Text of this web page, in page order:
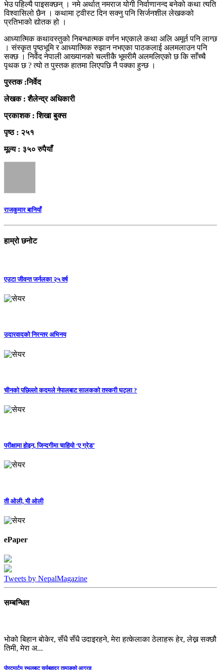
भेउ पहिल्यै पाइसक्छन् । नमे अर्थात् नमराज योगी निर्वाणानन्द बनेको कथा त्यति
विश्वासिलो छैन । कथामा ट्वीस्ट दिन सक्नु पनि सिर्जनशील लेखकको
प्रतिभाको द्योतक हो ।
आध्यात्मिक कथावस्तुको निबन्धात्मक वर्णन भएकाले कथा अलि अमूर्त पनि लाग्छ
। संस्कृत पृष्ठभूमि र आध्यात्मिक रुझान नभएका पाठकलाई अलमलाउन पनि
सक्छ । निर्वेद नेपाली आख्यानको चल्तीकै भूमरीमै अलमलिएको छ कि साँच्चै
पृथक छ ? त्यो त पुस्तक हातमा लिएपछि नै पक्का हुन्छ ।
पुस्तक :निर्वेद
लेखक : शैलेन्द्र अधिकारी
प्रकाशक : शिखा बुक्स
पृष्ठ : २५१
मूल्य : ३५० रुपैयाँ
राजकुमार बानियाँ
हाम्रो छनोट
एउटा जीवन्त जर्नलका २५ वर्ष
उदारवादको निरन्तर अभिनय
चीनको पछिल्लो कदमले नेपालबाट सालकको तस्करी घट्ला ?
परीक्षामा होइन, जिन्दगीमा चाहियो ‘ए ग्रेड’
ती ओली, यी ओली
ePaper
Tweets by NepalMagazine
सम्बन्धित
भोको बिहान बोकेर, सँधै सँधै उदाइरहने, मेरा हत्केलाका ठेलाहरू हेर, लेख्न सक्छौ
तिमी, मेरा अ...
पोस्टमार्टम स्थलबाट सूर्यबहादुर तामाङको आग्रह